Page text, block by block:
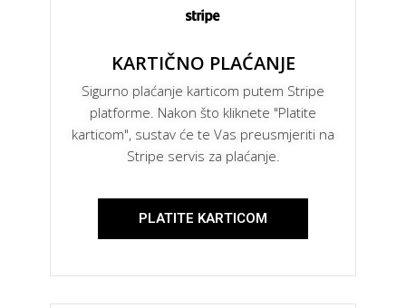
KARTIČNO PLAĆANJE
Sigurno plaćanje karticom putem Stripe
platforme. Nakon što kliknete "Platite
karticom", sustav će te Vas preusmjeriti na
Stripe servis za plaćanje.
PLATITE KARTICOM